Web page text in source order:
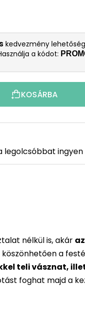
kedvezmény
a kódot:
KOSÁRBA
legolcsóbbat ingyen
nélkül is, akár
a
teli vásznat,
foghat majd a